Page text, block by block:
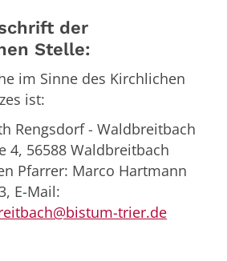
der
Stelle:
im Sinne des Kirchlichen
ist:
Rengsdorf - Waldbreitbach
4, 56588 Waldbreitbach
Pfarrer: Marco Hartmann
E-Mail:
trier.de